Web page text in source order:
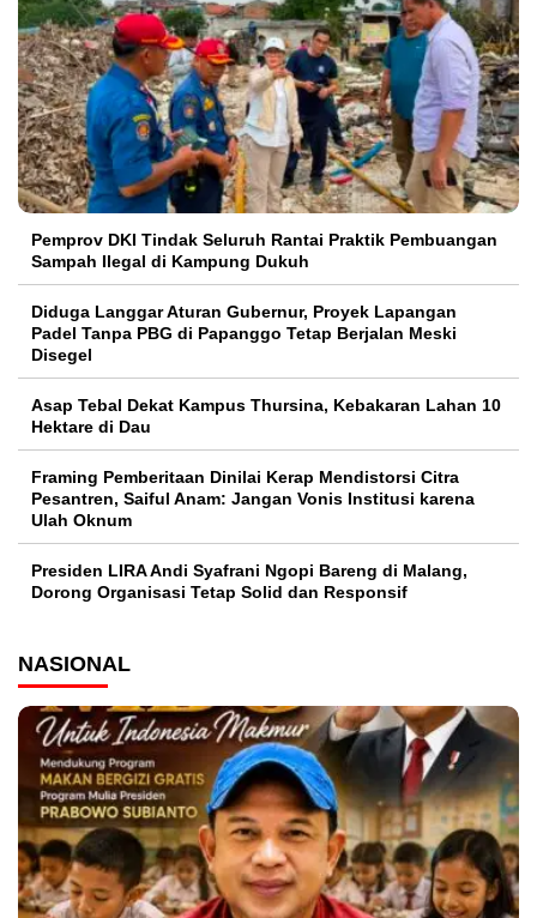
Pemprov DKI Tindak Seluruh Rantai Praktik Pembuangan
Sampah Ilegal di Kampung Dukuh
Diduga Langgar Aturan Gubernur, Proyek Lapangan
Padel Tanpa PBG di Papanggo Tetap Berjalan Meski
Disegel
Asap Tebal Dekat Kampus Thursina, Kebakaran Lahan 10
Hektare di Dau
Framing Pemberitaan Dinilai Kerap Mendistorsi Citra
Pesantren, Saiful Anam: Jangan Vonis Institusi karena
Ulah Oknum
Presiden LIRA Andi Syafrani Ngopi Bareng di Malang,
Dorong Organisasi Tetap Solid dan Responsif
NASIONAL